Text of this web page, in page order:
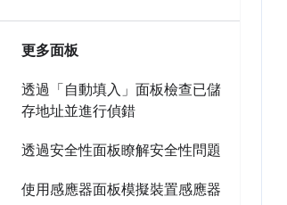
更多面板
透過「自動填入」面板檢查已儲
存地址並進行偵錯
透過安全性面板瞭解安全性問題
使用感應器面板模擬裝置感應器